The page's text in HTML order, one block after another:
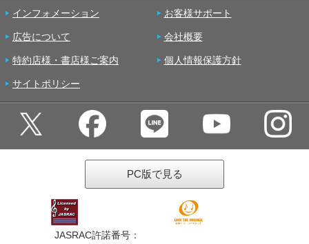
インフォメーション お客様サポート
広告について 会社概要
特約店様・書店様ご案内 個人情報保護方針
サイトポリシー
PC版で見る
JASRAC許諾番号：